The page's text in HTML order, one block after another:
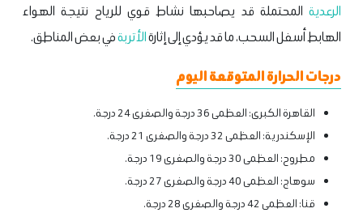
الرعدية المحتملة قد يصاحبها نشاط قوي للرياح نتيجة الهواء
الهابط أسفل السحب، ما قد يؤدي إلى إثارةالأتربةفي بعض المناطق.
درجات الحرارة المتوقعة اليوم
القاهرة الكبرى: العظمى 36 درجة والصغرى 24 درجة.
الإسكندرية: العظمى 32 درجة والصغرى 21 درجة.
مطروح: العظمى 30 درجة والصغرى 19 درجة.
سوهاج: العظمى 40 درجة والصغرى 27 درجة.
قنا: العظمى 42 درجة والصغرى 28 درجة.